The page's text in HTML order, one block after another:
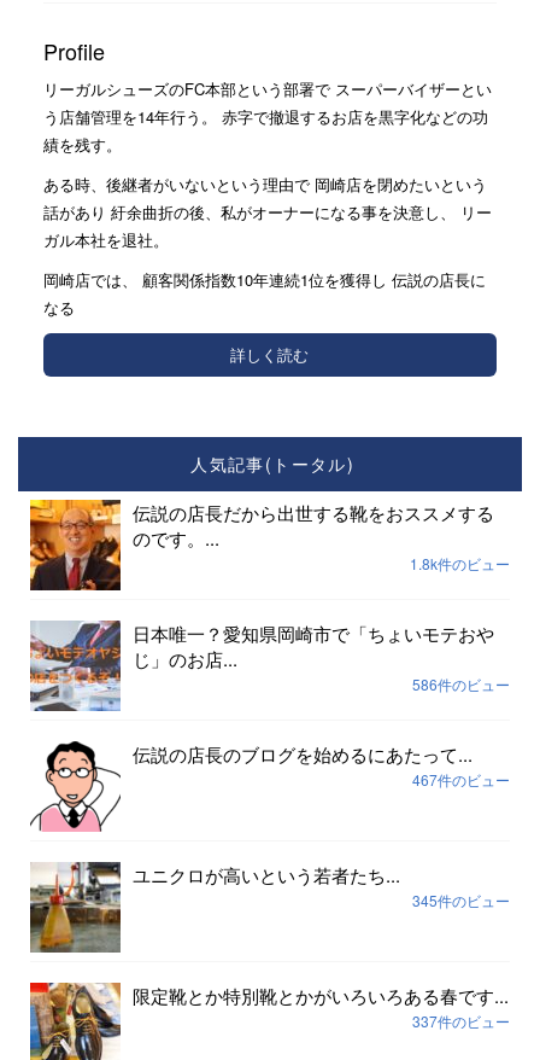
Profile
リーガルシューズのFC本部という部署で スーパーバイザーとい
う店舗管理を14年行う。 赤字で撤退するお店を黒字化などの功
績を残す。
ある時、後継者がいないという理由で 岡崎店を閉めたいという
話があり 紆余曲折の後、私がオーナーになる事を決意し、 リー
ガル本社を退社。
岡崎店では、 顧客関係指数10年連続1位を獲得し 伝説の店長に
なる
詳しく読む
人気記事(トータル)
伝説の店長だから出世する靴をおススメする
のです。...
1.8k件のビュー
日本唯一？愛知県岡崎市で「ちょいモテおや
じ」のお店...
586件のビュー
伝説の店長のブログを始めるにあたって...
467件のビュー
ユニクロが高いという若者たち...
345件のビュー
限定靴とか特別靴とかがいろいろある春です...
337件のビュー